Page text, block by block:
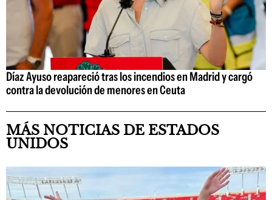
Díaz Ayuso reapareció tras los incendios en Madrid y cargó
contra la devolución de menores en Ceuta
MÁS NOTICIAS DE ESTADOS
UNIDOS